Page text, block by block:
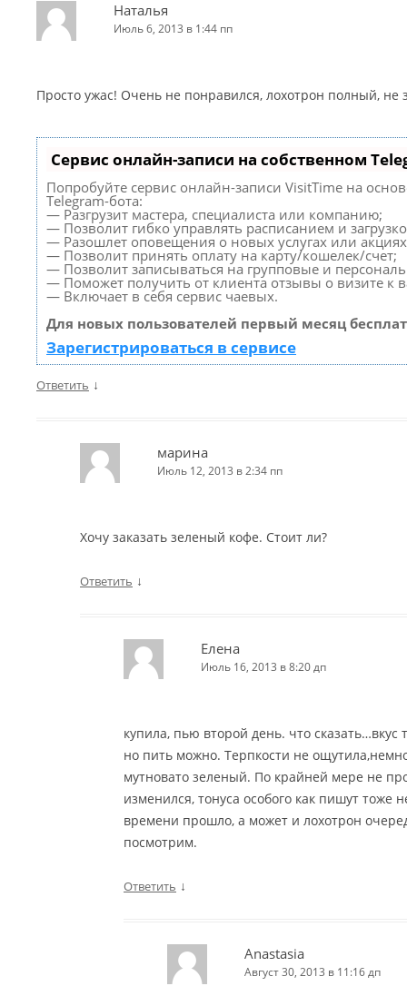
Наталья
Июль 6, 2013 в 1:44 пп
Просто ужас! Очень не понравился, лохотрон полный,
Сервис онлайн-записи на собственном
Попробуйте сервис онлайн-записи VisitTime на
Telegram-бота:
— Разгрузит мастера, специалиста или компанию;
— Позволит гибко управлять расписанием и
— Разошлет оповещения о новых услугах или
— Позволит принять оплату на карту/кошелек/счет;
— Позволит записываться на групповые и
— Поможет получить от клиента отзывы о визите к
— Включает в себя сервис чаевых.
Для новых пользователей первый месяц
Зарегистрироваться в сервисе
Ответить ↓
марина
Июль 12, 2013 в 2:34 пп
Хочу заказать зеленый кофе. Стоит ли?
Ответить ↓
Елена
Июль 16, 2013 в 8:20 дп
купила, пью второй день. что сказать…вкус
но пить можно. Терпкости не
мутновато зеленый. По крайней мере не
изменился, тонуса особого как пишут
времени прошло, а может и лохотрон
посмотрим.
Ответить ↓
Anastasia
Август 30, 2013 в 11:16 дп